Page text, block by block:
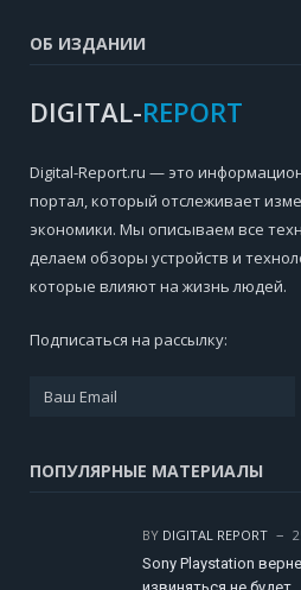
ОБ ИЗДАНИИ
DIGITAL-REPORT
Digital-Report.ru — это
портал, который отслеживает
экономики. Мы описываем все
делаем обзоры устройств и
которые влияют на жизнь людей.
Подписаться на рассылку:
ПОПУЛЯРНЫЕ МАТЕРИАЛЫ
BY DIGITAL REPORT
Sony Playstation